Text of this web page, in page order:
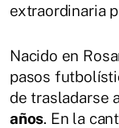
extraordinaria
Nacido en
pasos
de trasladarse
años. En la